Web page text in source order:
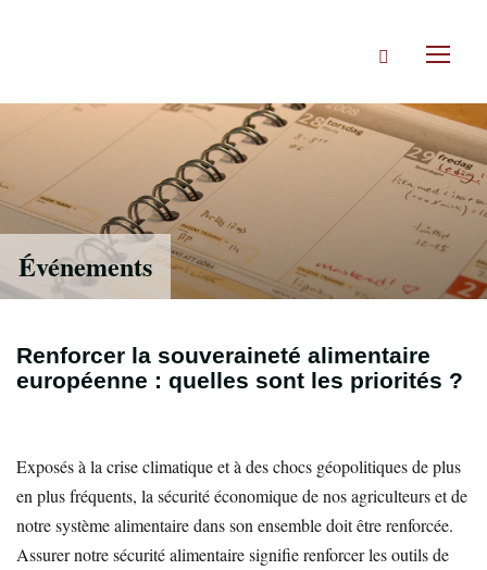
Rechercher
Événements
Renforcer la souveraineté alimentaire
européenne : quelles sont les priorités ?
Exposés à la crise climatique et à des chocs géopolitiques de plus
en plus fréquents, la sécurité économique de nos agriculteurs et de
notre système alimentaire dans son ensemble doit être renforcée.
Assurer notre sécurité alimentaire signifie renforcer les outils de